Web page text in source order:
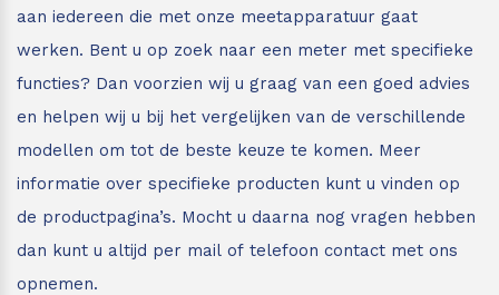
aan iedereen die met onze meetapparatuur gaat
werken. Bent u op zoek naar een meter met specifieke
functies? Dan voorzien wij u graag van een goed advies
en helpen wij u bij het vergelijken van de verschillende
modellen om tot de beste keuze te komen. Meer
informatie over specifieke producten kunt u vinden op
de productpagina’s. Mocht u daarna nog vragen hebben
dan kunt u altijd per mail of telefoon contact met ons
opnemen.